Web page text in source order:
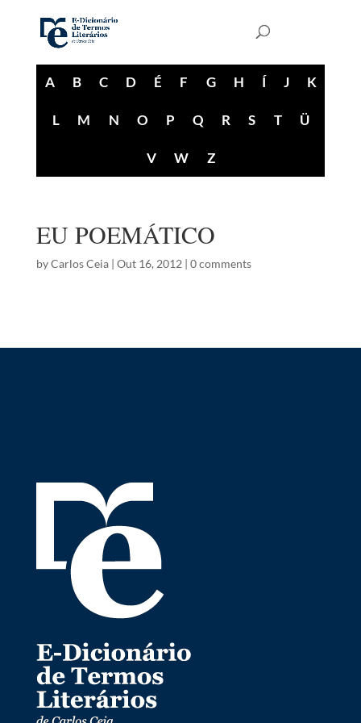
A B C D É F G H Í J K
L M N O P Q R S T Ü
V W Z
EU POEMÁTICO
byCarlos Ceia| Out 16, 2012 | 0 comments